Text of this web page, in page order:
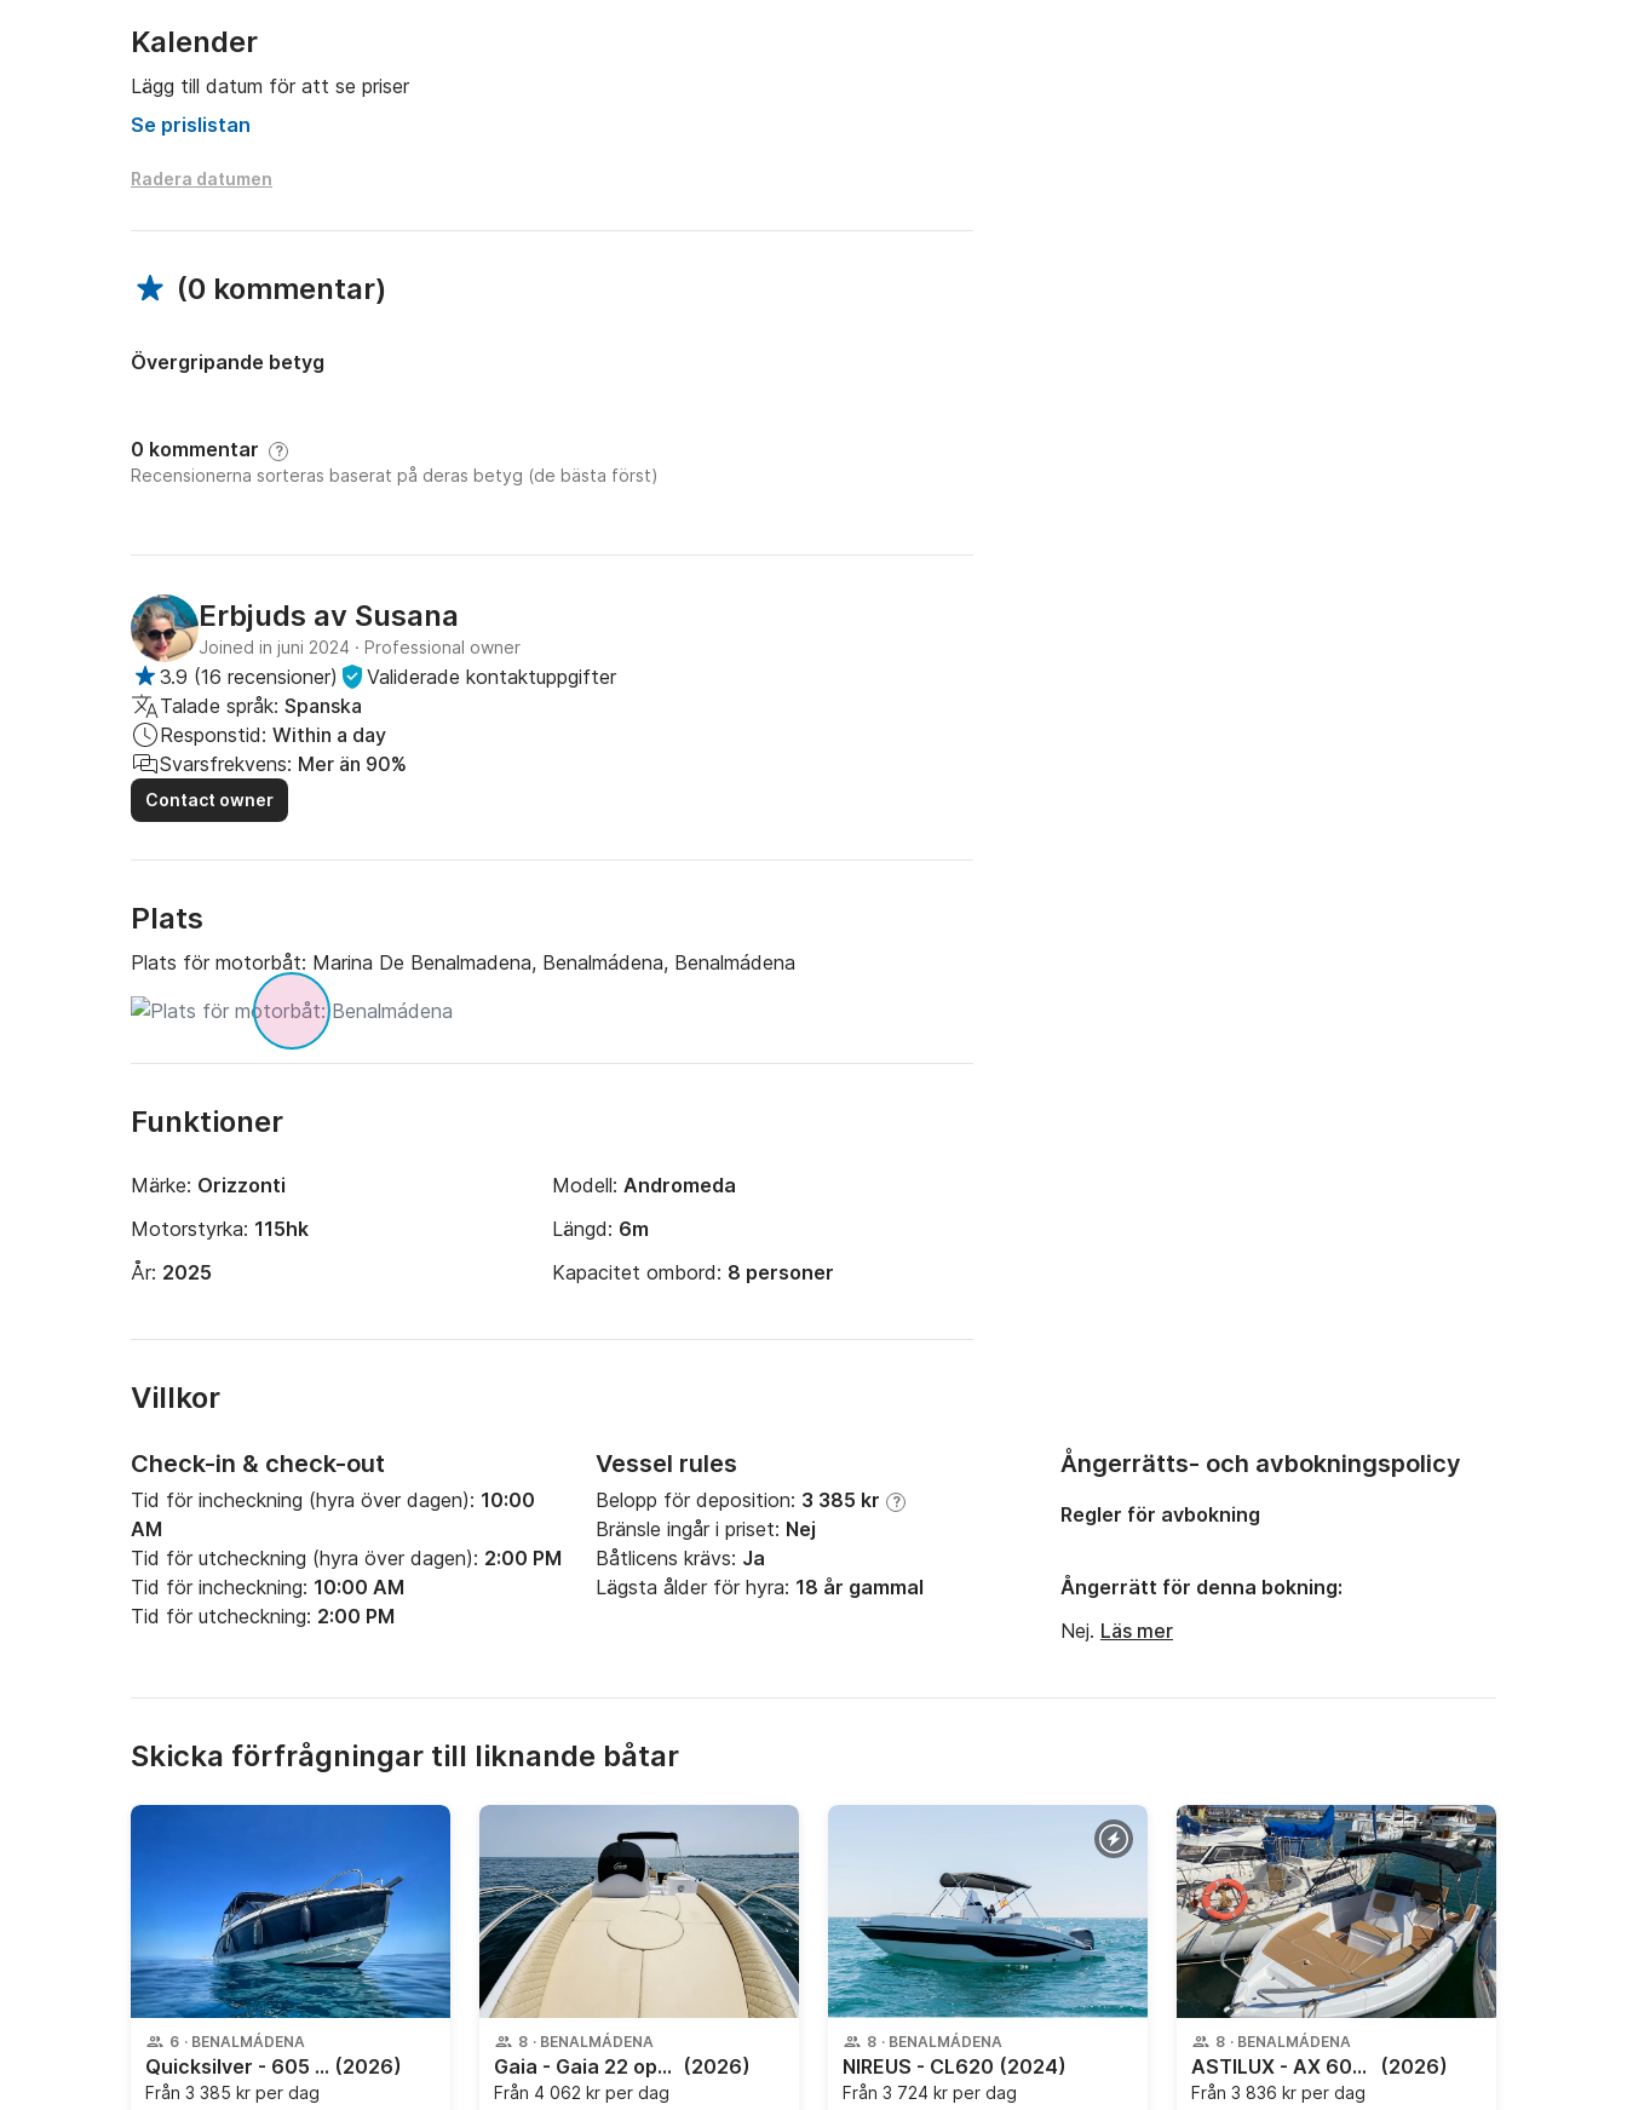
Kalender
Lägg till datum för att se priser
Se prislistan
Radera datumen
(0 kommentar)
Övergripande betyg
0 kommentar ?
Recensionerna sorteras baserat på deras betyg (de bästa först)
Erbjuds av Susana
Joined in juni 2024 · Professional owner
3.9 (16 recensioner)
Validerade kontaktuppgifter
Talade språk: Spanska
Responstid: Within a day
Svarsfrekvens: Mer än 90%
Contact owner
Plats
Plats för motorbåt: Marina De Benalmadena, Benalmádena, Benalmádena
Funktioner
Märke: Orizzonti Modell: Andromeda
Motorstyrka: 115hk Längd: 6m
År: 2025 Kapacitet ombord: 8 personer
Villkor
Check-in & check-out
Tid för incheckning (hyra över dagen): 10:00
AM
Tid för utcheckning (hyra över dagen): 2:00 PM
Tid för incheckning: 10:00 AM
Tid för utcheckning: 2:00 PM
Vessel rules
Belopp för deposition: 3 385 kr ?
Bränsle ingår i priset: Nej
Båtlicens krävs: Ja
Lägsta ålder för hyra: 18 år gammal
Ångerrätts- och avbokningspolicy
Regler för avbokning
Ångerrätt för denna bokning:
Nej. Läs mer
Skicka förfrågningar till liknande båtar
6 · BENALMÁDENA
Quicksilver - 605 ACTIV CRUISER (2026)
Från 3 385 kr per dag
8 · BENALMÁDENA
Gaia - Gaia 22 open (2026)
Från 4 062 kr per dag
8 · BENALMÁDENA
NIREUS - CL620 (2024)
Från 3 724 kr per dag
8 · BENALMÁDENA
ASTILUX - AX 600 OPEN (2026)
Från 3 836 kr per dag